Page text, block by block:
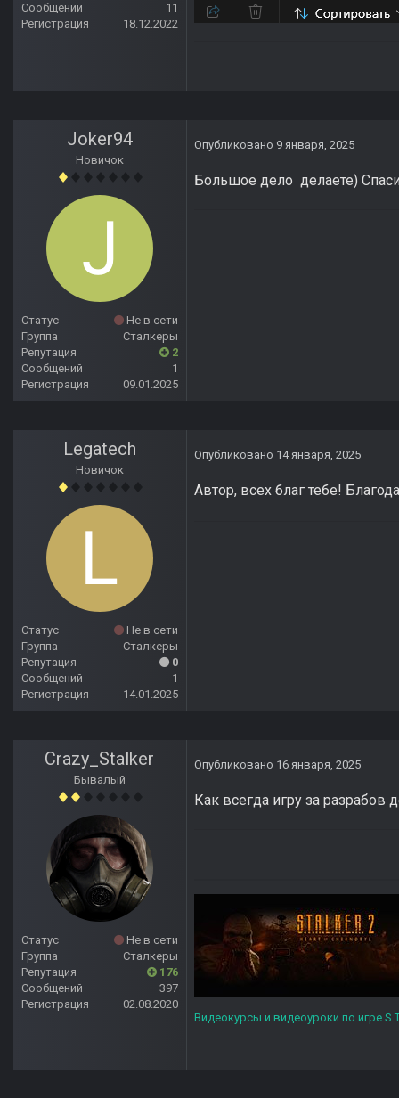
Сообщений
11
Регистрация
18.12.2022
Joker94
Новичок
Статус
Не в сети
Группа
Сталкеры
Репутация
2
Сообщений
1
Регистрация
09.01.2025
Опубликовано 9 января, 2025
Большое дело делаете)
Legatech
Новичок
Статус
Не в сети
Группа
Сталкеры
Репутация
0
Сообщений
1
Регистрация
14.01.2025
Опубликовано 14 января, 2025
Автор, всех благ тебе!
Crazy_Stalker
Бывалый
Статус
Не в сети
Группа
Сталкеры
Репутация
176
Сообщений
397
Регистрация
02.08.2020
Опубликовано 16 января, 2025
Как всегда игру за
Видеокурсы и видеоуроки по игре